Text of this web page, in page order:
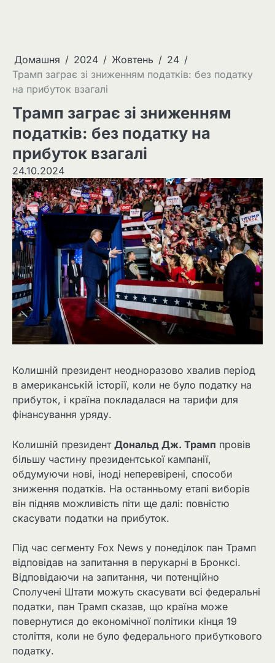
Домашня 2024 Жовтень
24
Трамп заграє зі зниженням податків: без податку
на прибуток взагалі
Трамп заграє зі зниженням
податків: без податку на
прибуток взагалі
24.10.2024
Колишній президент неодноразово хвалив період
в американській історії, коли не було податку на
прибуток, і країна покладалася на тарифи для
фінансування уряду.
Колишній президент Дональд Дж. Трамп провів
більшу частину президентської кампанії,
обдумуючи нові, іноді неперевірені, способи
зниження податків. На останньому етапі виборів
він підняв можливість піти ще далі: повністю
скасувати податки на прибуток.
Під час сегменту Fox News у понеділок пан Трамп
відповідав на запитання в перукарні в Бронксі.
Відповідаючи на запитання, чи потенційно
Сполучені Штати можуть скасувати всі федеральні
податки, пан Трамп сказав, що країна може
повернутися до економічної політики кінця 19
століття, коли не було федерального прибуткового
податку.